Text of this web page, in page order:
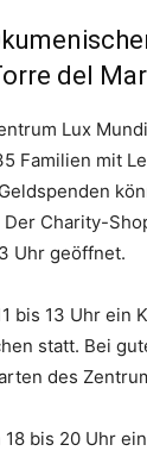
del Mar
Lux
Familien mit
Charity-
Uhr geöffnet.
bis 13 Uhr ein
statt. Bei
des
bis 20 Uhr ein